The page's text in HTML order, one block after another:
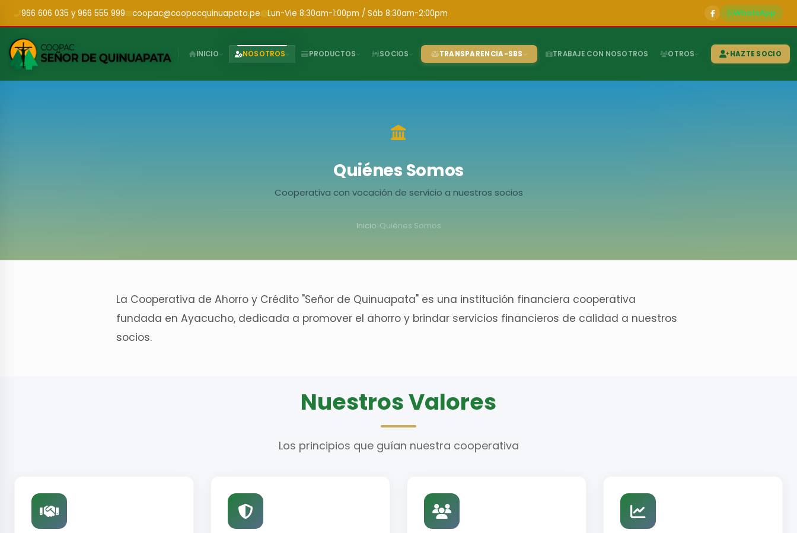
966 606 035 y 966 555 999 coopac@coopacquinuapata.pe Lun-Vie 8:30am-1:00pm / Sáb 8:30am-2:00pm WhatsApp
INICIO NOSOTROS PRODUCTOS SOCIOS TRANSPARENCIA-SBS TRABAJE CON NOSOTROS OTROS HAZTE SOCIO
Quiénes Somos
Cooperativa con vocación de servicio a nuestros socios
Inicio Quiénes Somos
La Cooperativa de Ahorro y Crédito "Señor de Quinuapata" es una institución financiera cooperativa
fundada en Ayacucho, dedicada a promover el ahorro y brindar servicios financieros de calidad a nuestros
socios.
Nuestros Valores
Los principios que guían nuestra cooperativa